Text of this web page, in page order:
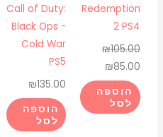
Redemption
2 PS4
₪105.00
₪85.00
הוספה
לסל
Call of Duty:
Black Ops -
Cold War
PS5
₪135.00
הוספה
לסל